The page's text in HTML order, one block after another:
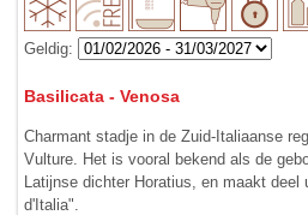
Geldig:
Basilicata - Venosa
Charmant stadje in de Zuid-Italiaanse
Vulture. Het is vooral bekend als de
Latijnse dichter Horatius, en maakt
d'Italia".